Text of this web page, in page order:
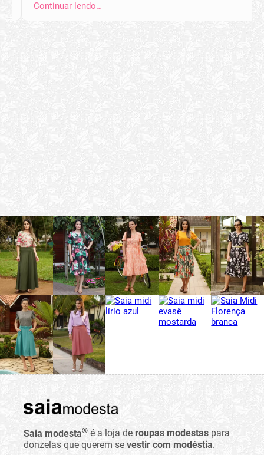
Continuar lendo…
Saia modesta® é a loja de roupas modestas para
donzelas que querem se vestir com modéstia.